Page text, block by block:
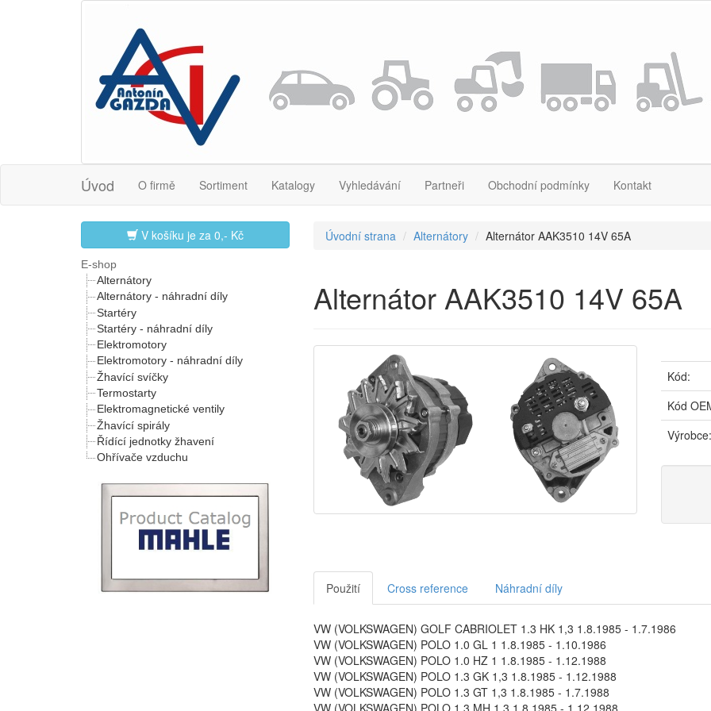
Úvod O firmě Sortiment Katalogy Vyhledávání Partneři Obchodní podmínky Kontakt
V košíku je za 0,- Kč
E-shop
Alternátory
Alternátory - náhradní díly
Startéry
Startéry - náhradní díly
Elektromotory
Elektromotory - náhradní díly
Žhavící svíčky
Termostarty
Elektromagnetické ventily
Žhavící spirály
Řídící jednotky žhavení
Ohřívače vzduchu
Úvodní strana Alternátory Alternátor AAK3510 14V 65A
Alternátor AAK3510 14V 65A
Kód:
Kód
Použití Cross reference Náhradní díly
VW (VOLKSWAGEN) GOLF CABRIOLET 1.3 HK 1,3 1.8.1985 - 1.7.1986
VW (VOLKSWAGEN) POLO 1.0 GL 1 1.8.1985 - 1.10.1986
VW (VOLKSWAGEN) POLO 1.0 HZ 1 1.8.1985 - 1.12.1988
VW (VOLKSWAGEN) POLO 1.3 GK 1,3 1.8.1985 - 1.12.1988
VW (VOLKSWAGEN) POLO 1.3 GT 1,3 1.8.1985 - 1.7.1988
VW (VOLKSWAGEN) POLO 1.3 MH 1,3 1.8.1985 - 1.12.1988